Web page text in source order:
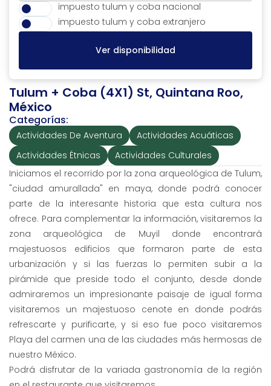
Bebés (0 a 4)
0
impuesto tulum y coba nacional
impuesto tulum y coba extranjero
Ver disponibilidad
Tulum + Coba (4X1) St, Quintana Roo,
México
Categorías:
Actividades De Aventura
Actividades Acuáticas
Actividades Étnicas
Actividades Culturales
Iniciamos el recorrido por la zona arqueológica de Tulum,
"ciudad amurallada" en maya, donde podrá conocer
parte de la interesante historia que esta cultura nos
ofrece. Para complementar la información, visitaremos la
zona arqueológica de Muyil donde encontrará
majestuosos edificios que formaron parte de esta
urbanización y si las fuerzas lo permiten subir a la
pirámide que preside todo el conjunto, desde donde
admiraremos un impresionante paisaje de igual forma
visitaremos un majestuoso cenote en donde podrás
refrescarte y purificarte, y si eso fue poco visitaremos
Playa del carmen una de las ciudades más hermosas de
nuestro México.
Podrá disfrutar de la variada gastronomía de la región